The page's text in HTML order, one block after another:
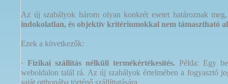
Az új szabályok három olyan konkrét esetet határoznak
indokolatlan, és objektív kritériumokkal nem támasztható
Ezek a következők:
· Fizikai szállítás nélküli termékértékesítés. Példa: Egy
weboldalon talál rá. Az új szabályok értelmében a fogyasztó
saját otthonába történő szállíttatására.